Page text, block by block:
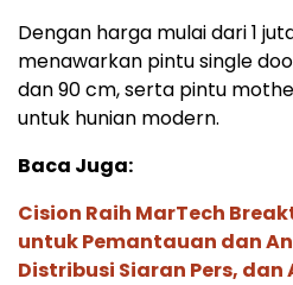
Dengan harga mulai dari 1
menawarkan pintu single
dan 90 cm, serta pintu
untuk hunian modern.
Baca Juga:
Cision Raih MarTech
untuk Pemantauan dan
Distribusi Siaran Pers, dan